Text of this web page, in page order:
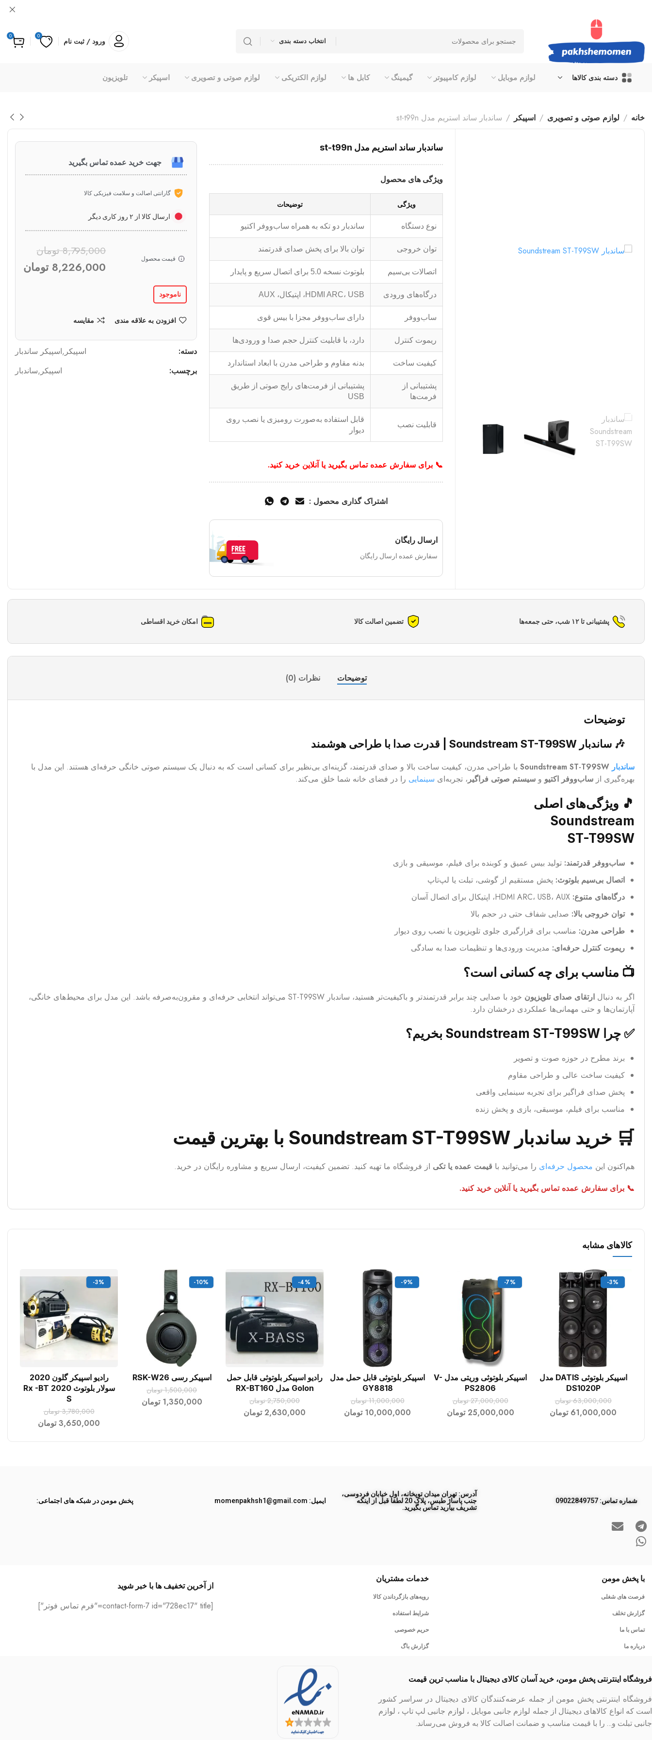
انتخاب دسته بندی ورود / ثبت نام
0
0
دسته بندی کالاها لوازم موبایل لوازم کامپیوتر گیمینگ کابل ها لوازم الکتریکی لوازم صوتی و تصویری اسپیکر تلویزیون
خانه لوازم صوتی و تصویری اسپیکر ساندبار ساند استریم مدل st-t99n
ساندبار ساند استریم مدل st-t99n
ویژگی های محصول
ویژگی توضیحات
نوع دستگاه ساندبار دو تکه به همراه ساب‌ووفر اکتیو
توان خروجی توان بالا برای پخش صدای قدرتمند
اتصالات بی‌سیم بلوتوث نسخه 5.0 برای اتصال سریع و پایدار
درگاه‌های ورودی HDMI ARC، USB، اپتیکال، AUX
ساب‌ووفر دارای ساب‌ووفر مجزا با بیس قوی
ریموت کنترل دارد، با قابلیت کنترل حجم صدا و ورودی‌ها
کیفیت ساخت بدنه مقاوم و طراحی مدرن با ابعاد استاندارد
پشتیبانی از
فرمت‌ها
پشتیبانی از فرمت‌های رایج صوتی از طریق
USB
قابلیت نصب
قابل استفاده به‌صورت رومیزی یا نصب روی
دیوار
📞 برای سفارش عمده تماس بگیرید یا آنلاین خرید کنید.
اشتراک گذاری محصول :
ارسال رایگان
سفارش عمده ارسال رایگان
جهت خرید عمده تماس بگیرید
گارانتی اصالت و سلامت فیزیکی کالا
ارسال کالا از ۲ روز کاری دیگر
قیمت محصول
8,795,000 تومان
8,226,000 تومان
ناموجود
افزودن به علاقه مندی مقایسه
دسته: اسپیکر ,اسپیکر ساندبار
برچسب:
اسپیکر ,ساندبار
پشتیبانی تا ۱۲ شب، حتی جمعه‌ها تضمین اصالت کالا امکان خرید اقساطی
توضیحات نظرات (0)
توضیحات
🎶 ساندبار Soundstream ST-T99SW | قدرت صدا با طراحی هوشمند
ساندبار
با طراحی مدرن، کیفیت ساخت بالا و صدای قدرتمند، گزینه‌ای بی‌نظیر برای کسانی است که به دنبال یک سیستم صوتی خانگی حرفه‌ای هستند. این مدل با
بهره‌گیری از ساب‌ووفر اکتیو و سیستم صوتی فراگیر، تجربه‌ای سینمایی را در فضای خانه شما خلق می‌کند.
🎵 ویژگی‌های اصلی
Soundstream
ST-T99SW
ساب‌ووفر قدرتمند: تولید بیس عمیق و کوبنده برای فیلم، موسیقی و بازی
اتصال بی‌سیم بلوتوث: پخش مستقیم از گوشی، تبلت یا لپ‌تاپ
درگاه‌های متنوع:
توان خروجی بالا: صدایی شفاف حتی در حجم بالا
طراحی مدرن: مناسب برای قرارگیری جلوی تلویزیون یا نصب روی دیوار
ریموت کنترل حرفه‌ای: مدیریت ورودی‌ها و تنظیمات صدا به سادگی
📺 مناسب برای چه کسانی است؟
اگر به دنبال ارتقای صدای تلویزیون
خود با صدایی چند برابر قدرتمندتر و باکیفیت‌تر هستید، ساندبار ST-T99SW می‌تواند انتخابی حرفه‌ای و مقرون‌به‌صرفه باشد. این مدل برای محیط‌های خانگی،
آپارتمان‌ها و حتی مهمانی‌ها عملکردی درخشان دارد.
✅ چرا Soundstream ST-T99SW بخریم؟
برند مطرح در حوزه صوت و تصویر
کیفیت ساخت عالی و طراحی مقاوم
پخش صدای فراگیر برای تجربه سینمایی واقعی
مناسب برای فیلم، موسیقی، بازی و پخش زنده
🛒 خرید ساندبار Soundstream ST-T99SW با بهترین قیمت
هم‌اکنون این محصول حرفه‌ای را می‌توانید با قیمت عمده یا تکی از فروشگاه ما تهیه کنید. تضمین کیفیت، ارسال سریع و مشاوره رایگان در خرید.
📞 برای سفارش عمده تماس بگیرید یا آنلاین خرید کنید.
کالاهای مشابه
-3%
افزودن به سبد خرید اسپیکر بلوتوثی DATIS مدل
DS1020P
63,000,000 تومان
61,000,000 تومان
-7%
افزودن به سبد خرید
اسپیکر بلوتوثی وریتی مدل V-
PS2806
27,000,000 تومان
25,000,000 تومان
-9%
افزودن به سبد خرید
اسپیکر بلوتوثی قابل حمل مدل
GY8818
11,000,000 تومان
10,000,000 تومان
-4%
افزودن به سبد خرید
رادیو اسپیکر بلوتوثی قابل حمل
Golon مدل RX-BT160
2,750,000 تومان
2,630,000 تومان
-10%
افزودن به سبد خرید
اسپیکر رسی RSK-W26
1,500,000 تومان
1,350,000 تومان
-3%
افزودن به سبد خریدرادیو اسپیکر گلون 2020
سولار بلوتوث Rx -BT 2020
S
3,780,000 تومان
3,650,000 تومان
ﺷﻤﺎره ﺗﻤﺎس: 09022849757
آدرس: تهران میدان توپخانه، اول خیابان فردوسی،
جنب پاساژ طبس، پلاک 20 لطفا قبل از اینکه
تشریف بیارید تماس بگیرید.
ایمیل: momenpakhsh1@gmail.com پخش مومن در شبکه های اجتماعی:
با پخش مومن
فرصت های شغلی
گزارش تخلف
تماس با ما
درباره ما
خدمات مشتریان
رویه‌های بازگرداندن کالا
شرایط استفاده
حریم خصوصی
گزارش باگ
از آخرین تخفیف ها با خبر شوید
[contact-form-7 id="728ec17" title="فرم تماس فوتر"]
فروشگاه اینترنتی پخش مومن، خرید آسان کالای دیجیتال با مناسب ترین قیمت
فروشگاه اینترنتی پخش مومن از جمله عرضه‌کنندگان کالای دیجیتال در سراسر کشور
است که انواع کالاهای دیجیتال از جمله لوازم جانبی موبایل ، لوازم جانبی لپ تاپ ، لوازم
جانبی تبلت و… را با قیمت مناسب و ضمانت اصالت کالا به فروش می‌رساند.